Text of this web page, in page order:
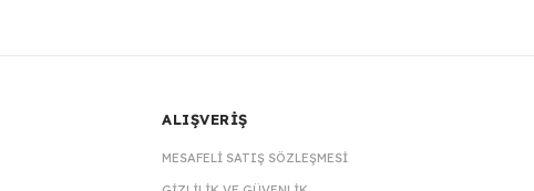
ALIŞVERİŞ
MESAFELI SATIŞ SÖZLEŞMESI